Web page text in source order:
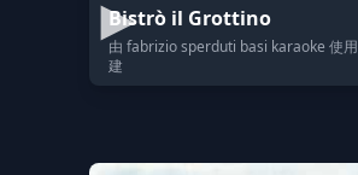
​Bistrò il Grottino
由 fabrizio sperduti basi karaoke 使用
建